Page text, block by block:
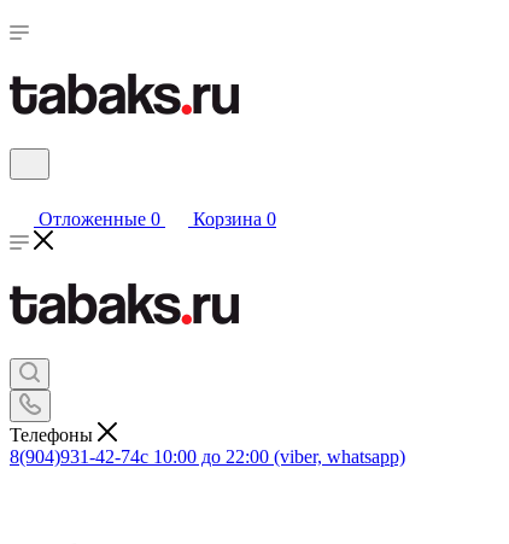
Отложенные 0 Корзина 0
Телефоны
8(904)931-42-74с 10:00 до 22:00 (viber, whatsapp)